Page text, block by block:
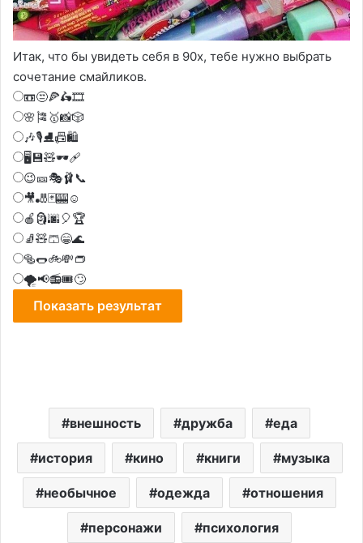
Итак, что бы увидеть себя в 90х, тебе нужно выбрать
сочетание смайликов.
📼😒🍕🛵🎞️
🌸🎏🥇📸🎲
🎶🎙️⛸️📠🛍️
🖥️💾🧸🕶️🩹
😉🎫🎭🩰📞
🎥🎳🃏🎰☺️
🍎🗿🌆🎈🏆
🧦🧸🩳😁🌊
🥯🌭🚲💸👝
🌪️📢📻🎟️🙄
внешность дружба еда
история кино книги музыка
необычное одежда отношения
персонажи психология